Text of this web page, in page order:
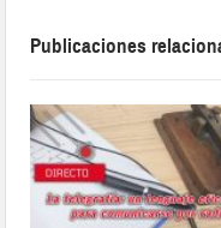
Publicaciones